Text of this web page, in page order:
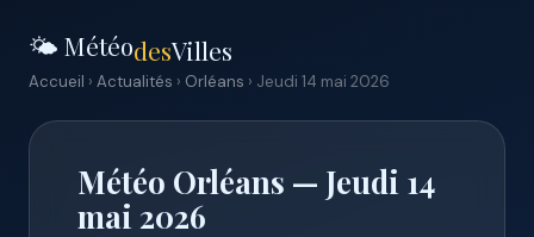
🌤️ MétéodesVilles
Accueil › Actualités › Orléans › Jeudi 14 mai 2026
Météo Orléans — Jeudi 14
mai 2026